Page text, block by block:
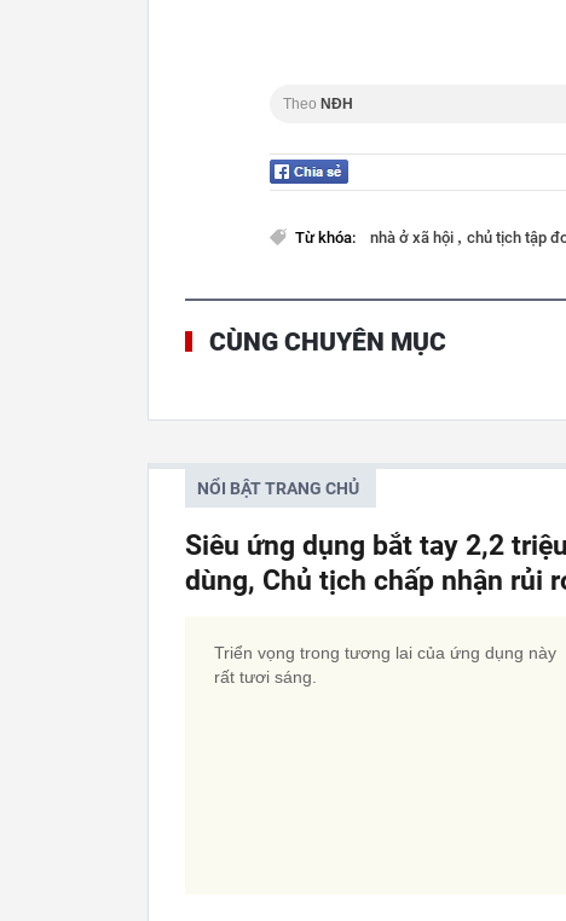
Theo NĐH
Từ khóa: nhà ở xã hội , chủ tịch tập
CÙNG CHUYÊN MỤC
NỔI BẬT TRANG CHỦ
Siêu ứng dụng bắt tay 2,2
dùng, Chủ tịch chấp nhận rủi
Triển vọng trong tương lai của ứng dụng này
rất tươi sáng.